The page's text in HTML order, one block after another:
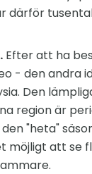
därför
Efter att ha
- den andra
Den
region är
"heta"
möjligt att se